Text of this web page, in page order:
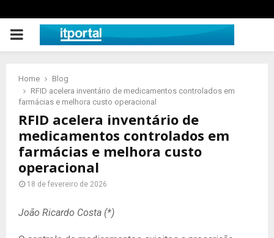
PRIMARY
Home
Blog
RFID acelera inventário de medicamentos controlados em
farmácias e melhora custo operacional
RFID acelera inventário de
medicamentos controlados em
farmácias e melhora custo
operacional
18 de fevereiro de 2026
João Ricardo Costa (*)